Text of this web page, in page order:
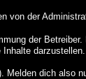
von der
der
darzustellen.
dich also